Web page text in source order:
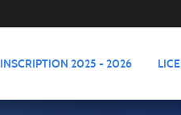
INSCRIPTION 2025 - 2026